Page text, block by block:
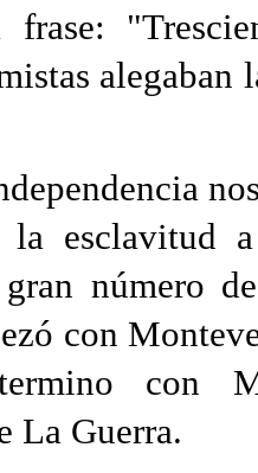
frase:
la esclavitud
número
con
con
La Guerra.